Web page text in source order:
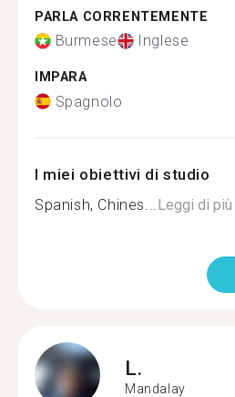
PARLA CORRENTEMENTE
Burmese Inglese
IMPARA
Spagnolo
I miei obiettivi di studio
Spanish, Chines... Leggi di più
L.
Mandalay